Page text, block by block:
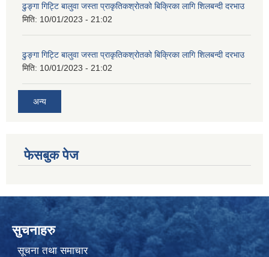
ढुङ्गा गिट्टि बालुवा जस्ता प्राकृतिकश्रोतको बिक्रिका लागि शिलबन्दी दरभाउ
मिति: 10/01/2023 - 21:02
ढुङ्गा गिट्टि बालुवा जस्ता प्राकृतिकश्रोतको बिक्रिका लागि शिलबन्दी दरभाउ
मिति: 10/01/2023 - 21:02
अन्य
फेसबुक पेज
सुचनाहरु
सूचना तथा समाचार